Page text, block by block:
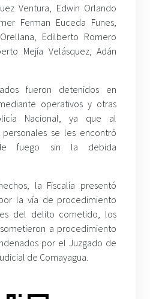
Ventura, Edwin Orlando
Ferman Euceda Funes,
Edilberto Romero
Mejía Velásquez, Adán
fueron detenidos en
operativos y otras
Nacional, ya que al
se les encontró
fuego sin la debida
la Fiscalía presentó
la vía de procedimiento
del delito cometido, los
a procedimiento
por el Juzgado de
de Comayagua.